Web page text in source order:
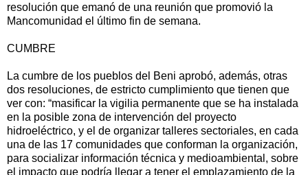
resolución que emanó de una reunión que promovió la
Mancomunidad el último fin de semana.
CUMBRE
La cumbre de los pueblos del Beni aprobó, además, otras
dos resoluciones, de estricto cumplimiento que tienen que
ver con: “masificar la vigilia permanente que se ha instalada
en la posible zona de intervención del proyecto
hidroeléctrico, y el de organizar talleres sectoriales, en cada
una de las 17 comunidades que conforman la organización,
para socializar información técnica y medioambiental, sobre
el impacto que podría llegar a tener el emplazamiento de la